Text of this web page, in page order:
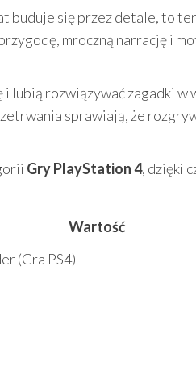
buduje się przez detale, to
mroczną narrację i
rozwiązywać zagadki w
sprawiają, że
Gry PlayStation 4, dzięki
Wartość
(Gra PS4)